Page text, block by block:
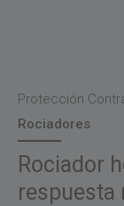
Protección
Rociadores
Rociador
respuesta